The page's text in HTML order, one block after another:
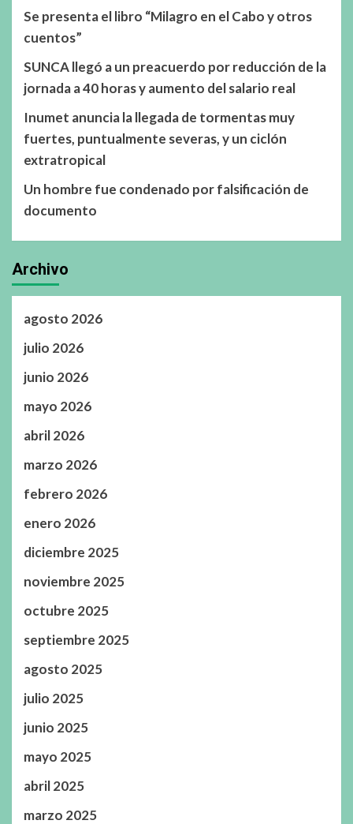
Se presenta el libro “Milagro en el Cabo y otros
cuentos”
SUNCA llegó a un preacuerdo por reducción de la
jornada a 40 horas y aumento del salario real
Inumet anuncia la llegada de tormentas muy
fuertes, puntualmente severas, y un ciclón
extratropical
Un hombre fue condenado por falsificación de
documento
Archivo
agosto 2026
julio 2026
junio 2026
mayo 2026
abril 2026
marzo 2026
febrero 2026
enero 2026
diciembre 2025
noviembre 2025
octubre 2025
septiembre 2025
agosto 2025
julio 2025
junio 2025
mayo 2025
abril 2025
marzo 2025